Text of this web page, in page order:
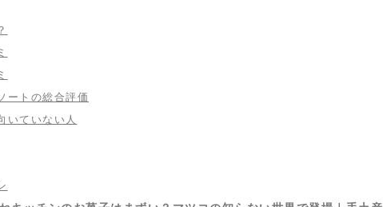
ートの総合評価
いていない人